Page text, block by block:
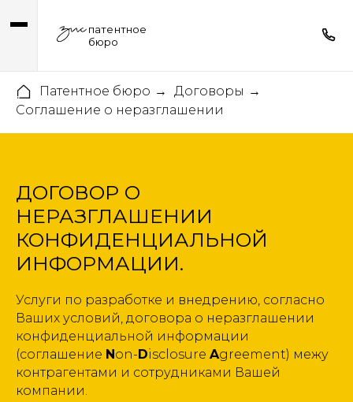
патентное
бюро
Патентное бюро → Договоры →
Соглашение о неразглашении
ДОГОВОР О
НЕРАЗГЛАШЕНИИ
КОНФИДЕНЦИАЛЬНОЙ
ИНФОРМАЦИИ.
Услуги по разработке и внедрению, согласно
Ваших условий, договора о неразглашении
конфиденциальной информации
(соглашение Non-Disclosure Agreement) межу
контрагентами и сотрудниками Вашей
компании.